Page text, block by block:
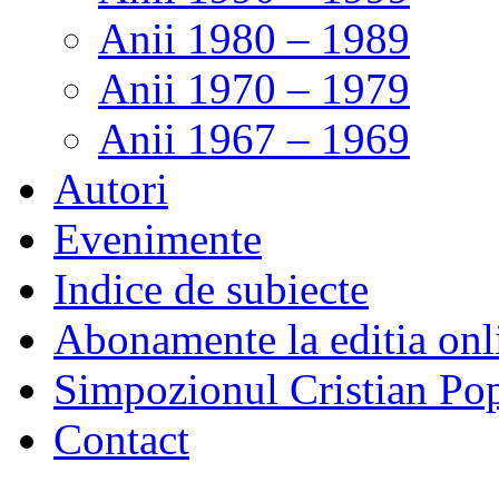
Anii 1980 – 1989
Anii 1970 – 1979
Anii 1967 – 1969
Autori
Evenimente
Indice de subiecte
Abonamente la editia
Simpozionul Cristian
Contact